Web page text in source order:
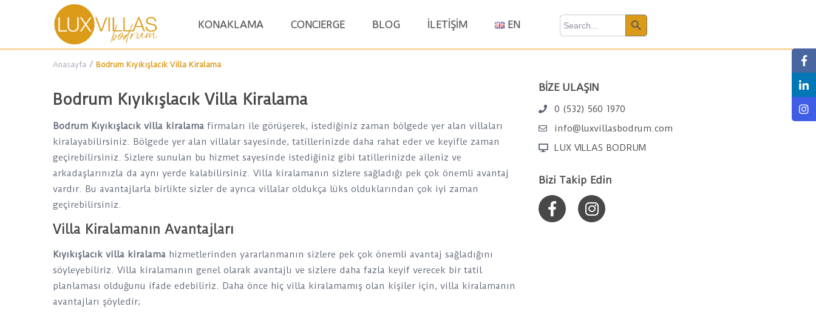
KONAKLAMA CONCIERGE BLOG İLETİŞİM EN
Search
Search Button
Anasayfa Bodrum Kıyıkışlacık Villa Kiralama
Bodrum Kıyıkışlacık Villa Kiralama
Bodrum Kıyıkışlacık villa kiralama firmaları ile görüşerek, istediğiniz zaman bölgede yer alan villaları
kiralayabilirsiniz. Bölgede yer alan villalar sayesinde, tatillerinizde daha rahat eder ve keyifle zaman
geçirebilirsiniz. Sizlere sunulan bu hizmet sayesinde istediğiniz gibi tatillerinizde aileniz ve
arkadaşlarınızla da aynı yerde kalabilirsiniz. Villa kiralamanın sizlere sağladığı pek çok önemli avantaj
vardır. Bu avantajlarla birlikte sizler de ayrıca villalar oldukça lüks olduklarından çok iyi zaman
geçirebilirsiniz.
Villa Kiralamanın Avantajları
Kıyıkışlacık villa kiralama hizmetlerinden yararlanmanın sizlere pek çok önemli avantaj sağladığını
söyleyebiliriz. Villa kiralamanın genel olarak avantajlı ve sizlere daha fazla keyif verecek bir tatil
planlaması olduğunu ifade edebiliriz. Daha önce hiç villa kiralamamış olan kişiler için, villa kiralamanın
avantajları şöyledir;
BİZE ULAŞIN
0 (532) 560 1970
info@luxvillasbodrum.com
LUX VILLAS BODRUM
Bizi Takip Edin